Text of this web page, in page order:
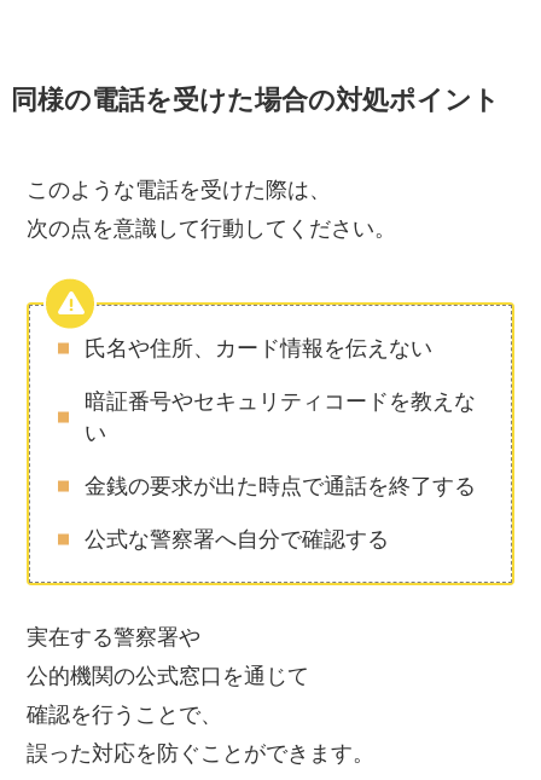
同様の電話を受けた場合の対処ポイント
このような電話を受けた際は、
次の点を意識して行動してください。
氏名や住所、カード情報を伝えない
暗証番号やセキュリティコードを教えな
い
金銭の要求が出た時点で通話を終了する
公式な警察署へ自分で確認する
実在する警察署や
公的機関の公式窓口を通じて
確認を行うことで、
誤った対応を防ぐことができます。